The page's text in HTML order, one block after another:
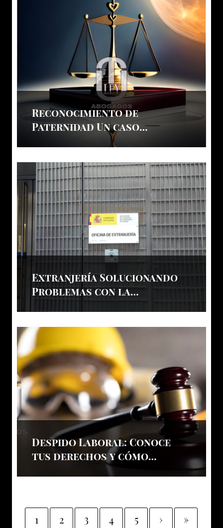
Reconocimiento de
Paternidad Un caso
resuelto a favor de nuestra
Extranjería Solucionando
Problemas con la
Despido Laboral: Conoce
tus derechos y cómo
1 2 3 4 5 › »